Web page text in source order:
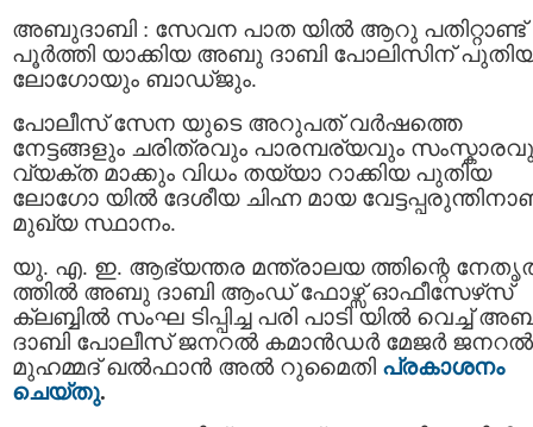
അബുദാബി : സേവന പാത യിൽ ആറു പതിറ്റാണ്ട്
പൂർത്തി യാക്കിയ അബു ദാബി പോലിസിന്
ലോഗോയും ബാഡ്ജും.
പോലീസ് സേന യുടെ അറുപത് വർഷത്തെ
നേട്ടങ്ങളും ചരിത്രവും പാരമ്പര്യവും
വ്യക്ത മാക്കും വിധം തയ്യാ റാക്കിയ പുതിയ
ലോഗോ യിൽ ദേശീയ ചിഹ്ന മായ
മുഖ്യ സ്ഥാനം.
യു. എ. ഇ. ആഭ്യന്തര മന്ത്രാലയ ത്തിന്റെ
ത്തിൽ അബു ദാബി ആംഡ് ഫോഴ്സ് ഓഫീസേഴ്‌സ്
ക്ലബ്ബിൽ സംഘ ടിപ്പിച്ച പരി പാടി യിൽ വെച്ച്
ദാബി പോലീസ് ജനറല്‍ കമാന്‍ഡര്‍ മേജർ ജനറൽ
മുഹമ്മദ് ഖൽഫാൻ അൽ റുമൈതി പ്രകാശനം
ചെയ്തു.